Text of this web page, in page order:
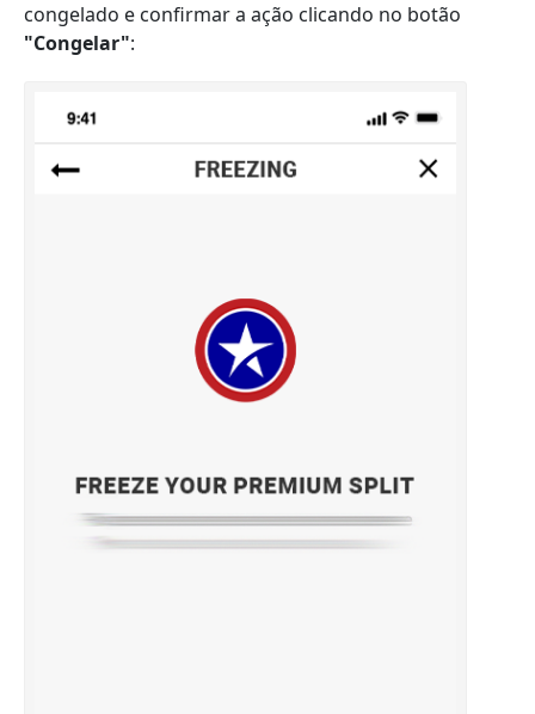
congelado e confirmar a ação clicando no botão
"Congelar":